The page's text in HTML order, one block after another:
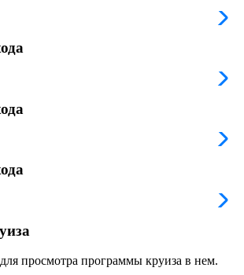
просмотра программы круиза в нем.